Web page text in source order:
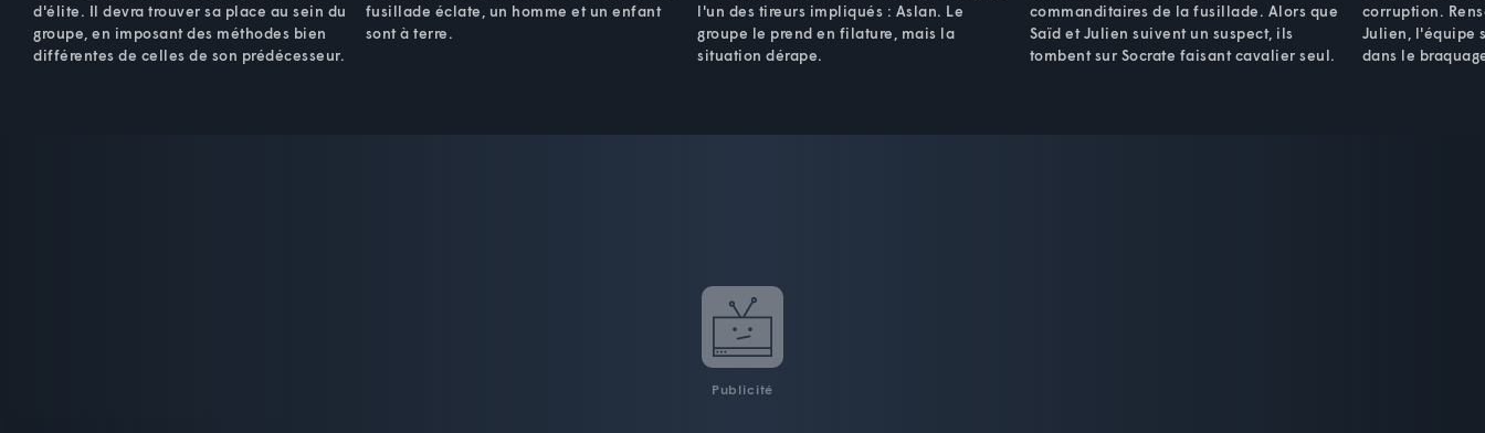
d'élite. Il devra trouver sa place au sein du
groupe, en imposant des méthodes bien
différentes de celles de son prédécesseur.
fusillade éclate, un homme et un enfant
sont à terre.
l'un des tireurs impliqués : Aslan. Le
groupe le prend en filature, mais la
situation dérape.
commanditaires de la fusillade. Alors que
Saïd et Julien suivent un suspect, ils
tombent sur Socrate faisant cavalier seul.
corruption.
Julien, l'équipe
dans le
Publicité